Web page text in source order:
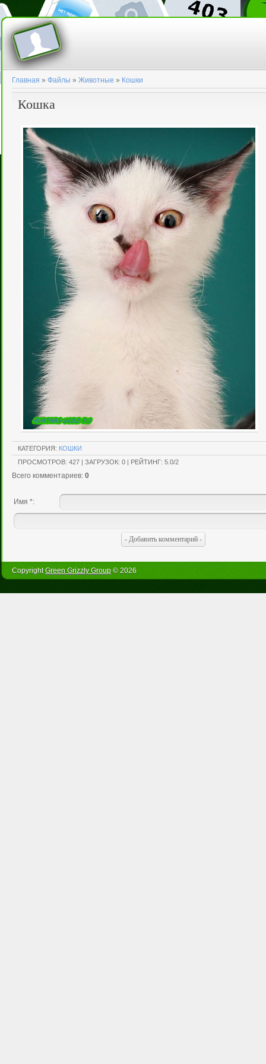
Главная » Файлы » Животные » Кошки
Кошка
КАТЕГОРИЯ: КОШКИ
ПРОСМОТРОВ: 427 | ЗАГРУЗОК: 0 | РЕЙТИНГ: 5.0/2
Всего комментариев: 0
Имя *:
CopyrightGreen Grizzly Group © 2026